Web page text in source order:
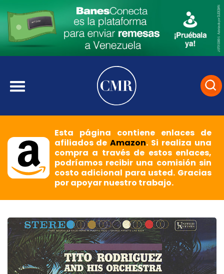
Esta página contiene enlaces de
afiliados deAmazon. Si realiza una
compra a través de estos enlaces,
podríamos recibir una comisión sin
costo adicional para usted. Gracias
por apoyar nuestro trabajo.